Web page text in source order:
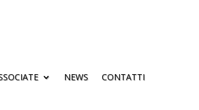
NEWS CONTATTI